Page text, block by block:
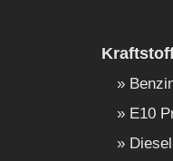
E10